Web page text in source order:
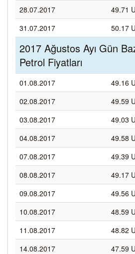
28.07.2017
49.71
31.07.2017
50.17
2017 Ağustos Ayı Gün
Petrol Fiyatları
01.08.2017
49.16
02.08.2017
49.59
03.08.2017
49.03
04.08.2017
49.58
07.08.2017
49.39
08.08.2017
49.17
09.08.2017
49.56
10.08.2017
48.59
11.08.2017
48.82
14.08.2017
47.59